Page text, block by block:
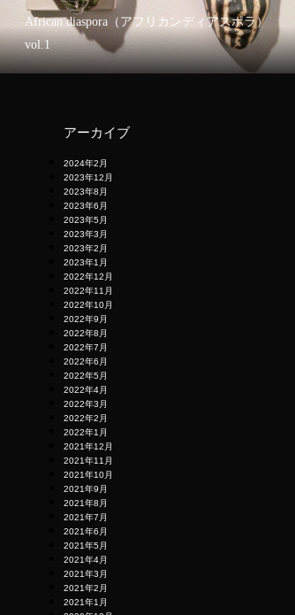
African diaspora（アフリカンディアスポラ）
vol.1
アーカイブ
2024年2月
2023年12月
2023年8月
2023年6月
2023年5月
2023年3月
2023年2月
2023年1月
2022年12月
2022年11月
2022年10月
2022年9月
2022年8月
2022年7月
2022年6月
2022年5月
2022年4月
2022年3月
2022年2月
2022年1月
2021年12月
2021年11月
2021年10月
2021年9月
2021年8月
2021年7月
2021年6月
2021年5月
2021年4月
2021年3月
2021年2月
2021年1月